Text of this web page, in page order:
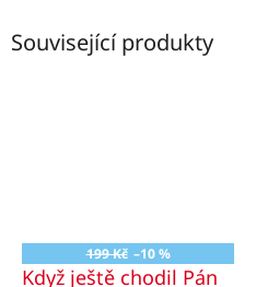
Související produkty
199 Kč –10 %
Když ještě chodil Pán